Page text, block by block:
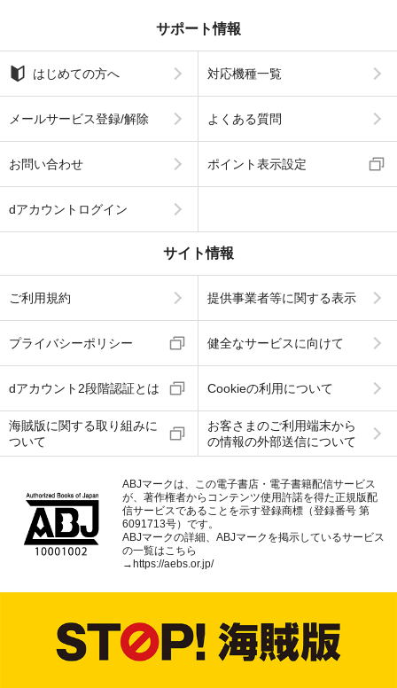
サポート情報
はじめての方へ 対応機種一覧
メールサービス登録/解除 よくある質問
お問い合わせ ポイント表示設定
dアカウントログイン
サイト情報
ご利用規約 提供事業者等に関する表示
プライバシーポリシー 健全なサービスに向けて
dアカウント2段階認証とは Cookieの利用について
海賊版に関する取り組みに
ついて
お客さまのご利用端末から
の情報の外部送信について
ABJマークは、この電子書店・電子書籍配信サービス
が、著作権者からコンテンツ使用許諾を得た正規版配
信サービスであることを示す登録商標（登録番号 第
6091713号）です。
ABJマークの詳細、ABJマークを掲示しているサービス
の一覧はこちら
→ https://aebs.or.jp/